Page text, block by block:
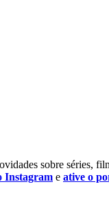
sobre séries,
Instagram e ative o